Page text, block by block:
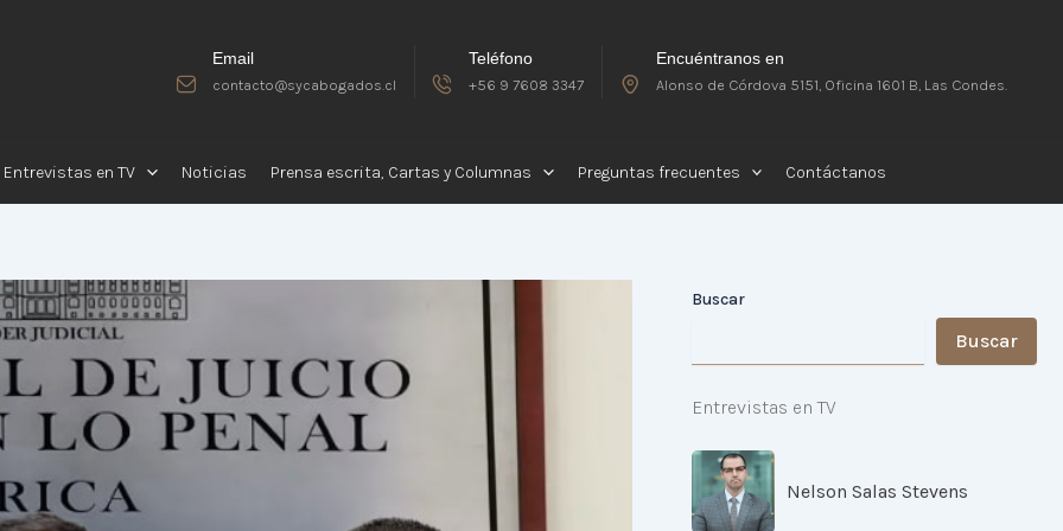
Email
contacto@sycabogados.cl
Teléfono
+56 9 7608 3347
Encuéntranos en
Alonso de Córdova 5151, Oficina 1601 B, Las Condes.
Entrevistas en TV Noticias Prensa escrita, Cartas y Columnas Preguntas frecuentes Contáctanos
Buscar
Buscar
Entrevistas en TV
Nelson Salas Stevens